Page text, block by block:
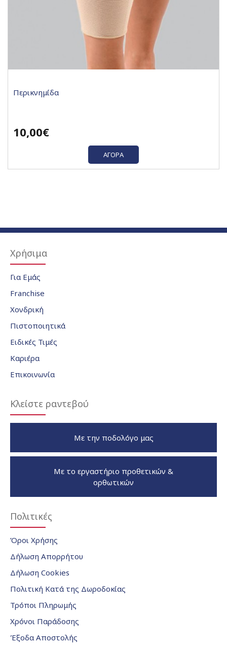
Περικνημίδα
10,00€
ΑΓΟΡΆ
Χρήσιμα
Για Εμάς
Franchise
Χονδρική
Πιστοποιητικά
Ειδικές Τιμές
Καριέρα
Επικοινωνία
Κλείστε ραντεβού
Με την ποδολόγο μας
Με το εργαστήριο προθετικών &
ορθωτικών
Πολιτικές
Όροι Χρήσης
Δήλωση Απορρήτου
Δήλωση Cookies
Πολιτική Κατά της Δωροδοκίας
Τρόποι Πληρωμής
Χρόνοι Παράδοσης
Έξοδα Αποστολής